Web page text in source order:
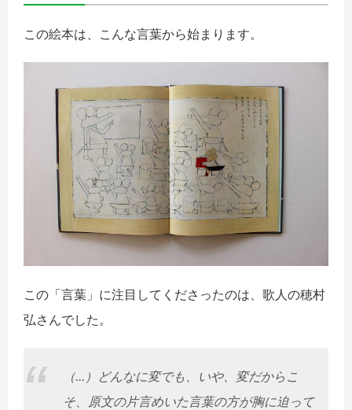
この絵本は、こんな言葉から始まります。
この「言葉」に注目してくださったのは、歌人の穂村
弘さんでした。
（...）どんなに変でも、いや、変だからこ
そ、原文の片言めいた言葉の方が胸に迫って